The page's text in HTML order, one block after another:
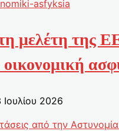
μελέτη της
Ιουλίου 2026
από την Αστυνομία